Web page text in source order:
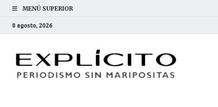
MENÚ SUPERIOR
8 agosto, 2026